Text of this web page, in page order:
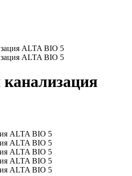
ALTA BIO 5
ALTA BIO 5